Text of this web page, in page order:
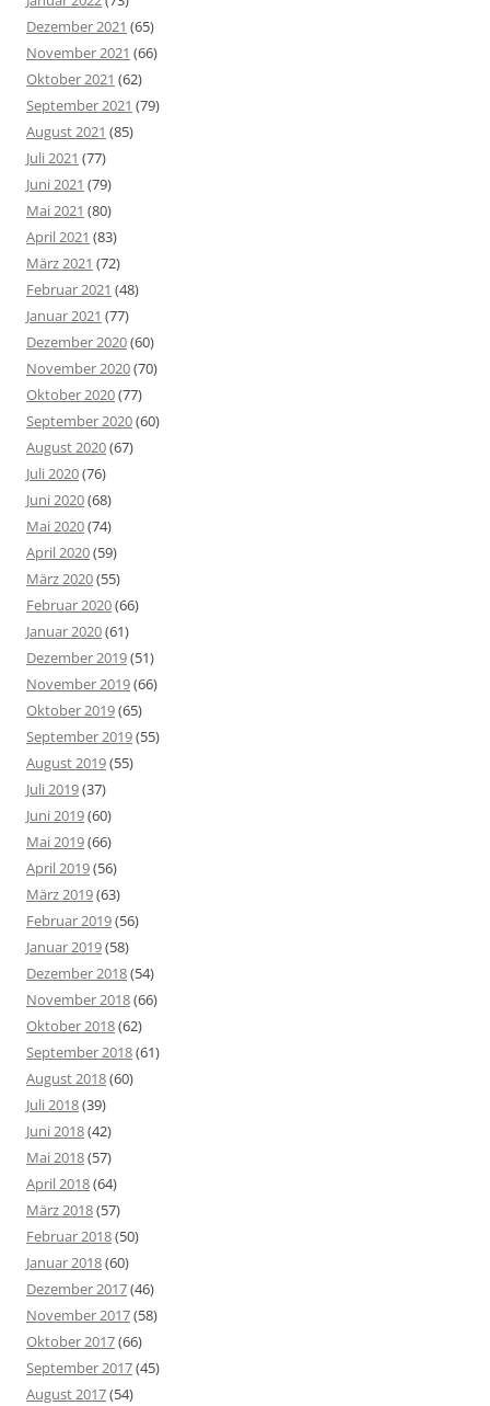
Dezember 2021 (65)
November 2021 (66)
Oktober 2021 (62)
September 2021 (79)
August 2021 (85)
Juli 2021 (77)
Juni 2021 (79)
Mai 2021 (80)
April 2021 (83)
März 2021 (72)
Februar 2021 (48)
Januar 2021 (77)
Dezember 2020(60)
November 2020(70)
Oktober 2020(77)
September 2020(60)
August 2020(67)
Juli 2020(76)
Juni 2020(68)
Mai 2020(74)
April 2020(59)
März 2020(55)
Februar 2020(66)
Januar 2020(61)
Dezember 2019(51)
November 2019(66)
Oktober 2019(65)
September 2019(55)
August 2019(55)
Juli 2019(37)
Juni 2019(60)
Mai 2019(66)
April 2019(56)
März 2019(63)
Februar 2019(56)
Januar 2019(58)
Dezember 2018(54)
November 2018(66)
Oktober 2018(62)
September 2018(61)
August 2018(60)
Juli 2018(39)
Juni 2018(42)
Mai 2018(57)
April 2018(64)
März 2018(57)
Februar 2018(50)
Januar 2018(60)
Dezember 2017(46)
November 2017(58)
Oktober 2017(66)
September 2017(45)
August 2017(54)